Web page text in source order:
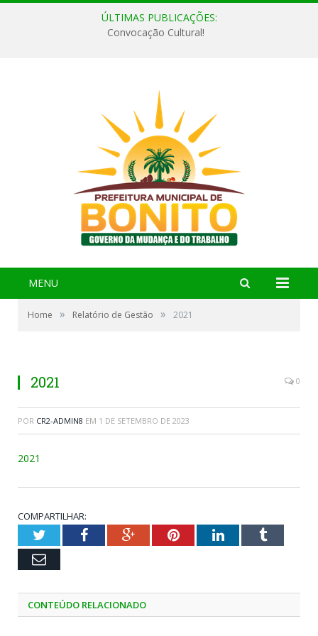
ÚLTIMAS PUBLICAÇÕES:
Convocação Cultural!
MENU
Home » Relatório de Gestão » 2021
2021 0
POR CR2-ADMIN8 EM 1 DE SETEMBRO DE 2023
2021
COMPARTILHAR:
TwitterFacebookGoogle+PinterestLinkedInTumblr
Email
CONTEÚDO RELACIONADO